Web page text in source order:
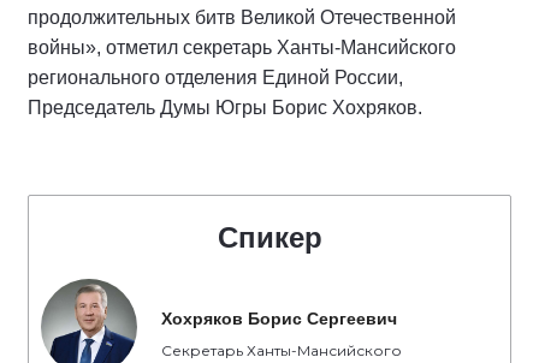
продолжительных битв Великой Отечественной
войны», отметил секретарь Ханты-Мансийского
регионального отделения Единой России,
Председатель Думы Югры Борис Хохряков.
Спикер
Хохряков Борис Сергеевич
Секретарь Ханты-Мансийского